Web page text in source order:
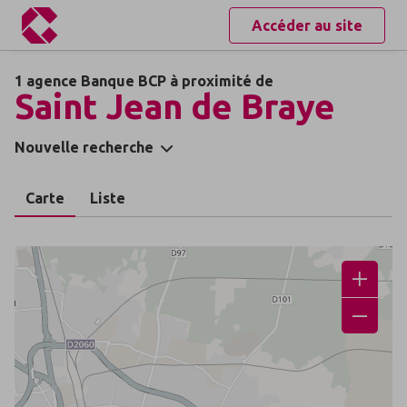
Accéder au site
1 agence Banque BCP à proximité de
Saint Jean de Braye
Nouvelle recherche
Carte Liste